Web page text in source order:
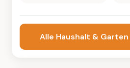
Alle Haushalt &